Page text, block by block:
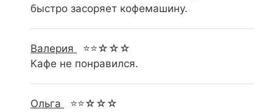
быстро засоряет кофемашину.
Валерия
⭐⭐☆☆☆
Кафе не понравился.
Ольга
⭐⭐☆☆☆